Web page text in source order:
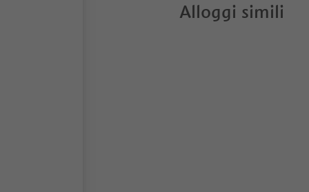
Alloggi simili